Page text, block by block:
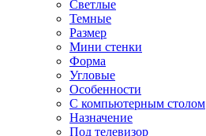
Светлые
Темные
Размер
Мини стенки
Форма
Угловые
Особенности
С компьютерным столом
Назначение
Под телевизор